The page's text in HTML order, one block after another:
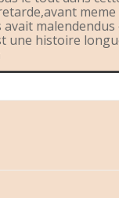
meme
avait
une histoire